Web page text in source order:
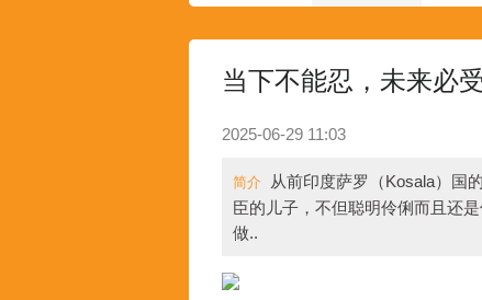
当下不能忍，未来必
2025-06-29 11:03
简介
从前印度萨罗（Kosala）国
臣的儿子，不但聪明伶俐而且还
做..